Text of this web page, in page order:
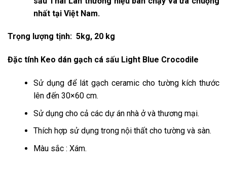
nhất tại Việt Nam.
Trọng lượng tịnh: 5kg, 20 kg
Đặc tính Keo dán gạch cá sấu Light Blue Crocodile
Sử dụng để lát gạch ceramic cho tường kích thước
lên đến 30×60 cm.
Sử dụng cho cả các dự án nhà ở và thương mại.
Thích hợp sử dụng trong nội thất cho tường và sàn.
Màu sắc : Xám.